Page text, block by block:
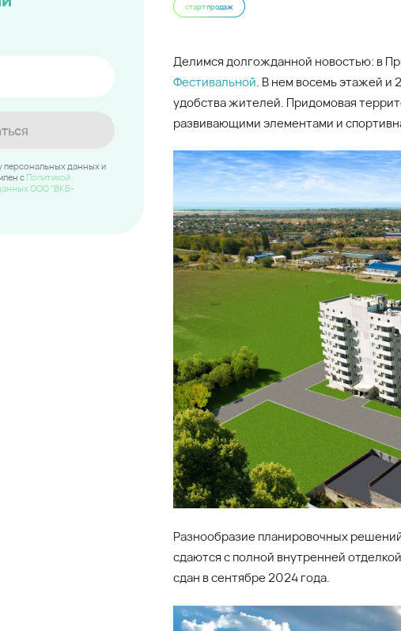
персональных данных и
c Политикой
ООО "ВКБ-
старт продаж
Делимся долгожданной новостью: в
Фестивальной . В нем восемь этажей
удобства жителей. Придомовая
развивающими элементами и
Разнообразие планировочных
сдаются с полной внутренней
сдан в сентябре 2024 года.
В вашей квартире все готово для
плита, подключен индивидуальный
линолеум с фактурой натурального
стенах.
Дом расположен в развитом районе,
супермаркеты, овощные и мясные
создает комфортную атмосферу:
уже осенью следующего года, а пока,
сегодня, чтобы в следующем году
ЗаинтересовалисьЖК Дом на
квартиру можно по телефону: 8 800
Поделиться